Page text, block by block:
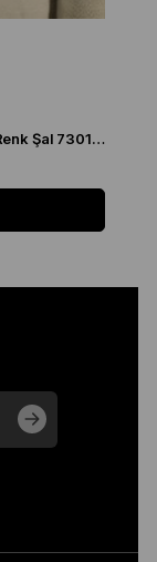
Kroren Jan Jan Kırık Beyaz Düz Renk Şal 7301-259